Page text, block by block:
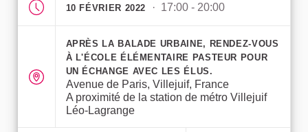
10 FÉVRIER 2022 · 17:00 - 20:00
APRÈS LA BALADE URBAINE, RENDEZ-VOUS
À L'ÉCOLE ÉLÉMENTAIRE PASTEUR POUR
UN ÉCHANGE AVEC LES ÉLUS.
Avenue de Paris, Villejuif, France
A proximité de la station de métro Villejuif
Léo-Lagrange